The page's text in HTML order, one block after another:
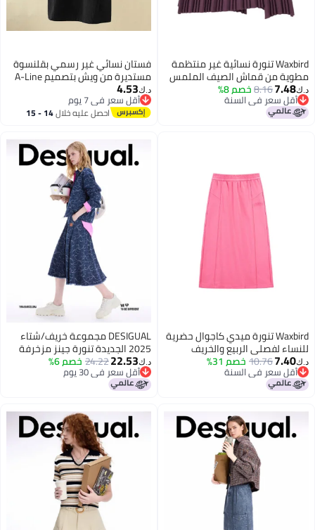
Waxbird تنورة نسائية غير منتظمة
مطوية من قماش الصيف الملمس
د.ك‏7.48
8.16خصم 8%
أقل سعر في السنة
أقل سعر في السنة
فستان نسائي غير رسمي بقلنسوة
مستديرة من ويش بتصميم A-Line
متعدد الاستخدامات عتيق
د.ك‏4.53
أقل سعر في 7 يوم
أقل سعر في 7 يوماحصل عليه خلال 14 - 15
Waxbird تنورة ميدي كاجوال حضرية
للنساء لفصلي الربيع والخريف
د.ك‏7.40
10.76خصم 31%
أقل سعر في السنة
أقل سعر في السنة
DESIGUAL مجموعة خريف/شتاء
2025 الجديدة تنورة جينز مزخرفة
بالأزهار بطول الركبة
د.ك‏22.53
24.22خصم 6%
أقل سعر في 30 يوم
أقل سعر في 30 يوم